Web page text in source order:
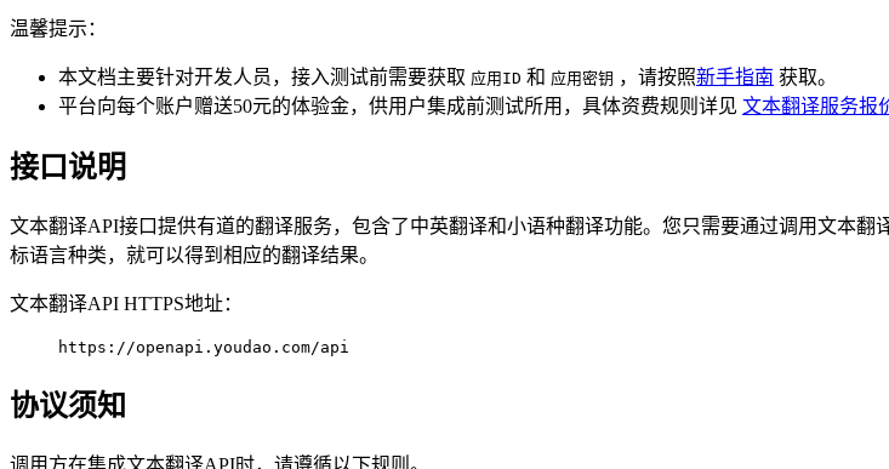
温馨提示：
本文档主要针对开发人员，接入测试前需要获取 应用ID 和 应用密钥 ，请按照新手指南 获取。
平台向每个账户赠送50元的体验金，供用户集成前测试所用，具体资费规则详见 文本翻译服务报
接口说明
文本翻译API接口提供有道的翻译服务，包含了中英翻译和小语种翻译功能。您只需要通过调用文本
标语言种类，就可以得到相应的翻译结果。
文本翻译API HTTPS地址：
https://openapi.youdao.com/api
协议须知
调用方在集成文本翻译API时，请遵循以下规则。